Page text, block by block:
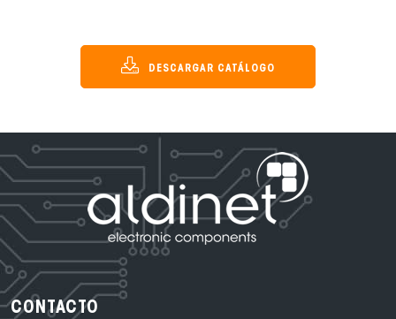
DESCARGAR CATÁLOGO
CONTACTO